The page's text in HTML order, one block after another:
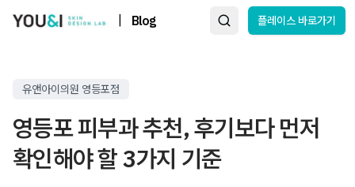
Blog 플레이스 바로가기
유앤아이의원 영등포점
영등포 피부과 추천, 후기보다 먼저
확인해야 할 3가지 기준